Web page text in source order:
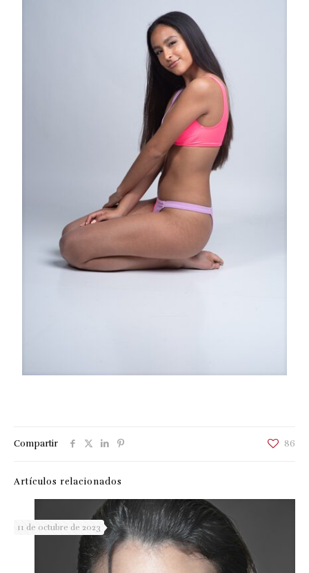
Compartir 86
Artículos relacionados
11 de octubre de 2023